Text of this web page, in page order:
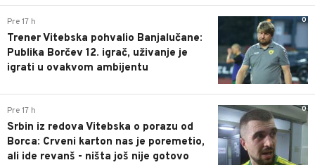
0
Pre 17 h
Trener Vitebska pohvalio Banjalučane:
Publika Borčev 12. igrač, uživanje je
igrati u ovakvom ambijentu
0
Pre 17 h
Srbin iz redova Vitebska o porazu od
Borca: Crveni karton nas je poremetio,
ali ide revanš - ništa još nije gotovo